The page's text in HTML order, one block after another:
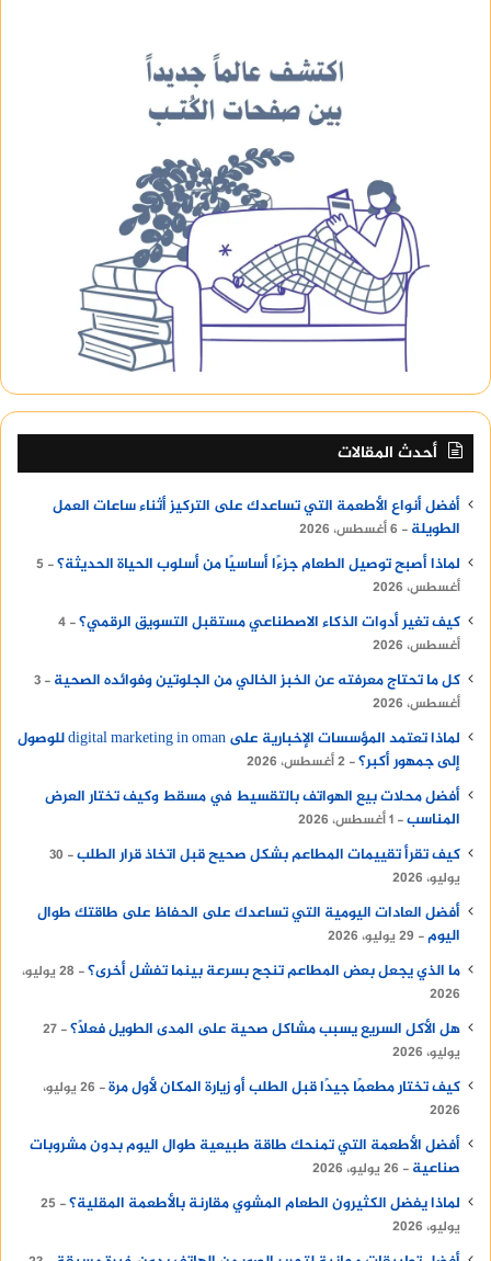
أحدث المقالات
أفضل أنواع الأطعمة التي تساعدك على التركيز أثناء ساعات العمل
الطويلة
6 أغسطس، 2026
لماذا أصبح توصيل الطعام جزءًا أساسيًا من أسلوب الحياة الحديثة؟
5
أغسطس، 2026
كيف تغير أدوات الذكاء الاصطناعي مستقبل التسويق الرقمي؟ 4
أغسطس، 2026
كل ما تحتاج معرفته عن الخبز الخالي من الجلوتين وفوائده الصحية
3
أغسطس، 2026
لماذا تعتمد المؤسسات الإخبارية على digital marketing in oman للوصول
إلى جمهور أكبر؟ 2 أغسطس، 2026
أفضل محلات بيع الهواتف بالتقسيط في مسقط وكيف تختار العرض
المناسب 1 أغسطس، 2026
كيف تقرأ تقييمات المطاعم بشكل صحيح قبل اتخاذ قرار الطلب
30
يوليو، 2026
أفضل العادات اليومية التي تساعدك على الحفاظ على طاقتك طوال
اليوم
29 يوليو، 2026
ما الذي يجعل بعض المطاعم تنجح بسرعة بينما تفشل أخرى؟
28 يوليو،
2026
هل الأكل السريع يسبب مشاكل صحية على المدى الطويل فعلًا؟ 27
يوليو، 2026
كيف تختار مطعمًا جيدًا قبل الطلب أو زيارة المكان لأول مرة
26 يوليو،
2026
أفضل الأطعمة التي تمنحك طاقة طبيعية طوال اليوم بدون مشروبات
صناعية
26 يوليو، 2026
لماذا يفضل الكثيرون الطعام المشوي مقارنة بالأطعمة المقلية؟
25
يوليو، 2026